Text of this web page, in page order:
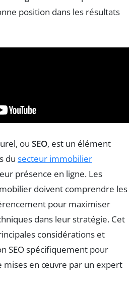
position dans les résultats
ou SEO, est un élément
du secteur immobilier
présence en ligne. Les
doivent comprendre les
pour maximiser
dans leur stratégie. Cet
considérations et
SEO spécifiquement pour
mises en œuvre par un expert